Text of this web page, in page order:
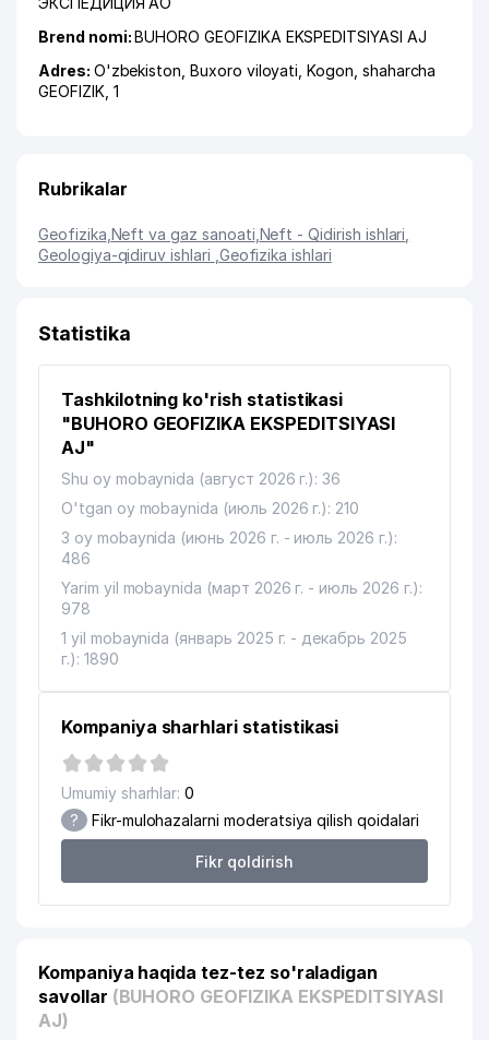
Brend nomi:BUHORO GEOFIZIKA EKSPEDITSIYASI AJ
Adres: O'zbekiston,Buxoro viloyati ,Kogon shaharcha
GEOFIZIK, 1
Rubrikalar
Geofizika Neft va gaz sanoati Neft - Qidirish ishlari
Geologiya-qidiruv ishlari Geofizika ishlari
Statistika
Tashkilotning ko'rish statistikasi
"BUHORO GEOFIZIKA EKSPEDITSIYASI
AJ"
Shu oy mobaynida (август 2026 г.): 36
O'tgan oy mobaynida (июль 2026 г.): 210
3 oy mobaynida (июнь 2026 г. - июль 2026 г.):
486
Yarim yil mobaynida (март 2026 г. - июль 2026 г.):
978
1 yil mobaynida (январь 2025 г. - декабрь 2025
г.): 1890
Kompaniya sharhlari statistikasi
Umumiy sharhlar: 0
? Fikr-mulohazalarni moderatsiya qilish qoidalari
Fikr qoldirish
Kompaniya haqida tez-tez so'raladigan
savollar (BUHORO GEOFIZIKA EKSPEDITSIYASI
AJ)